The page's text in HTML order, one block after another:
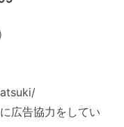
広告協力をしてい